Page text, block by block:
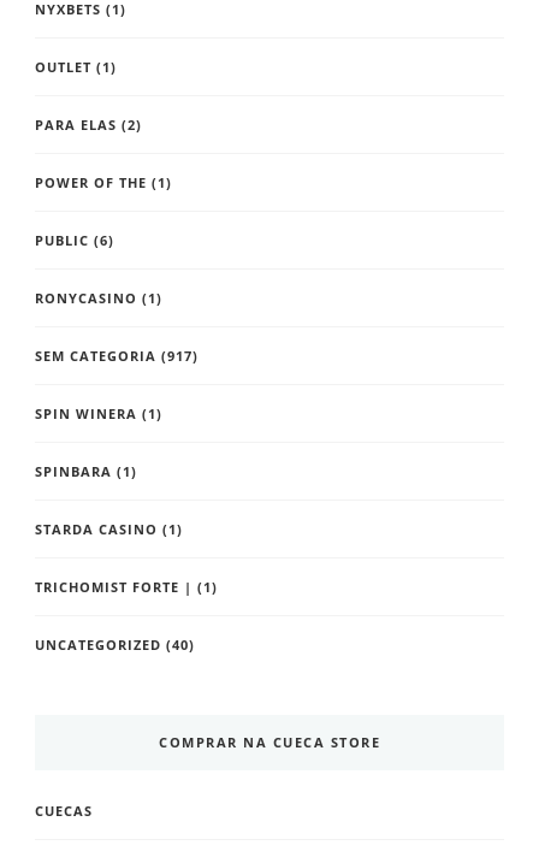
NYXBETS (1)
OUTLET (1)
PARA ELAS (2)
POWER OF THE (1)
PUBLIC (6)
RONYCASINO (1)
SEM CATEGORIA (917)
SPIN WINERA (1)
SPINBARA (1)
STARDA CASINO (1)
TRICHOMIST FORTE | (1)
UNCATEGORIZED (40)
COMPRAR NA CUECA STORE
CUECAS